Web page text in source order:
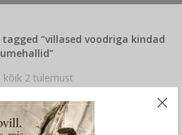
“villased voodriga kindad
kõik 2 tulemust